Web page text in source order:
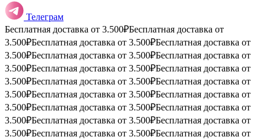
Телеграм
Бесплатная доставка от 3.500₽Бесплатная доставка от
3.500₽Бесплатная доставка от 3.500₽Бесплатная доставка от
3.500₽Бесплатная доставка от 3.500₽Бесплатная доставка от
3.500₽Бесплатная доставка от 3.500₽Бесплатная доставка от
3.500₽Бесплатная доставка от 3.500₽Бесплатная доставка от
3.500₽Бесплатная доставка от 3.500₽Бесплатная доставка от
3.500₽Бесплатная доставка от 3.500₽Бесплатная доставка от
3.500₽Бесплатная доставка от 3.500₽Бесплатная доставка от
3.500₽Бесплатная доставка от 3.500₽Бесплатная доставка от